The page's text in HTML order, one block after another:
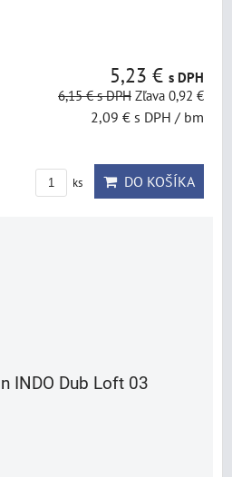
5,23 € s DPH
6,15 €s DPH Zľava 0,92 €
2,09 € s DPH / bm
ks DO KOŠÍKA
INDO Dub Loft 03